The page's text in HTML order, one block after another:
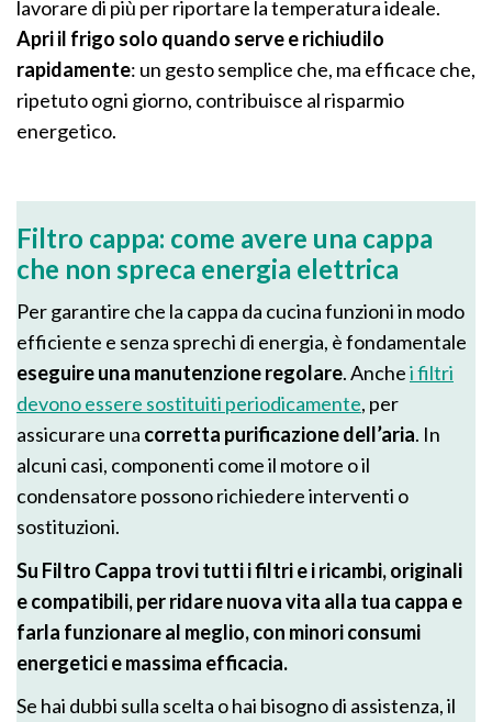
lavorare di più per riportare la temperatura ideale.
Apri il frigo solo quando serve e richiudilo
rapidamente: un gesto semplice che, ma efficace che,
ripetuto ogni giorno, contribuisce al risparmio
energetico.
Filtro cappa: come avere una cappa
che non spreca energia elettrica
Per garantire che la cappa da cucina funzioni in modo
efficiente e senza sprechi di energia, è fondamentale
eseguire una manutenzione regolare. Anchei filtri
devono essere sostituiti periodicamente, per
assicurare una corretta purificazione dell’aria. In
alcuni casi, componenti come il motore o il
condensatore possono richiedere interventi o
sostituzioni.
Su Filtro Cappa trovi tutti i filtri e i ricambi, originali
e compatibili, per ridare nuova vita alla tua cappa e
farla funzionare al meglio, con minori consumi
energetici e massima efficacia.
Se hai dubbi sulla scelta o hai bisogno di assistenza, il